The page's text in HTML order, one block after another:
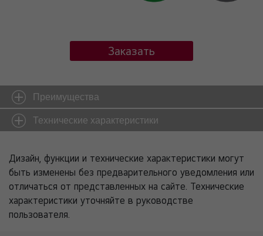
Заказать
Преимущества
Технические характеристики
Дизайн, функции и технические характеристики могут
быть изменены без предварительного уведомления или
отличаться от представленных на сайте. Технические
характеристики уточняйте в руководстве
пользователя.